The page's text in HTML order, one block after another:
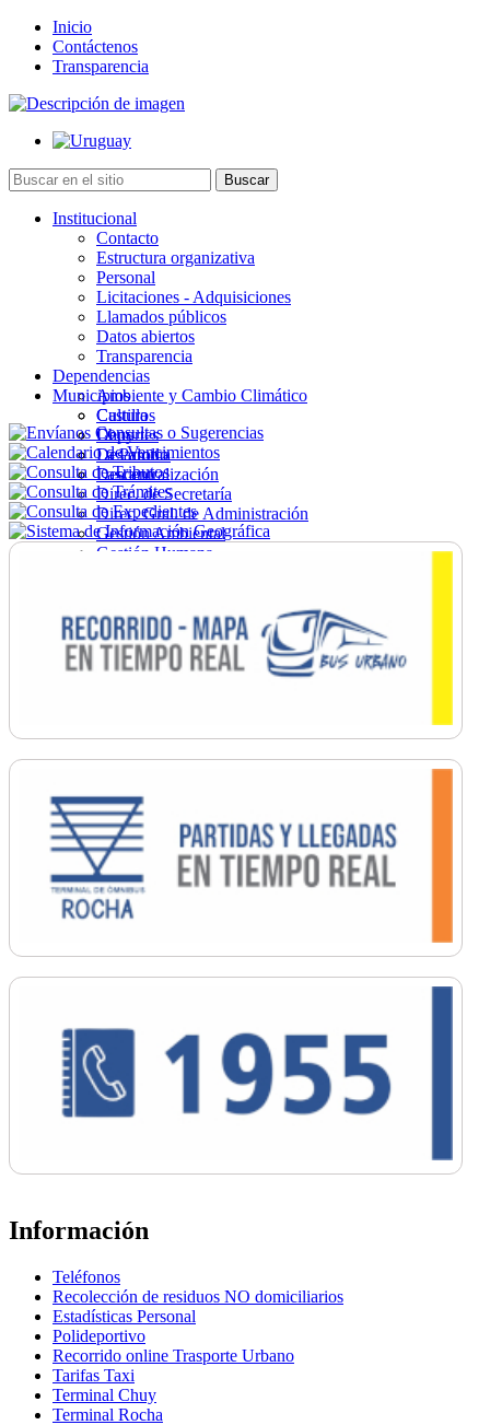
Inicio
Contáctenos
Transparencia
Institucional
Contacto
Estructura organizativa
Personal
Licitaciones - Adquisiciones
Llamados públicos
Datos abiertos
Transparencia
Dependencias
Ambiente y Cambio Climático
Cultura
Deportes
Desarrollo
Descentralización
Direc. de Secretaría
Direc. Gral. de Administración
Gestión Ambiental
Gestión Humana
Ordenamiento
Promoción Social
Salud
Secretaría General
Municipios
Castillos
Chuy
La Paloma
Lascano
Información
Teléfonos
Recolección de residuos NO domiciliarios
Estadísticas Personal
Polideportivo
Recorrido online Trasporte Urbano
Tarifas Taxi
Terminal Chuy
Terminal Rocha